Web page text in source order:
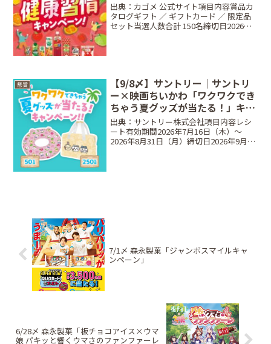
出典：カゴメ 公式サイト項目内容賞品カ
タログギフト ／ ギフトカード ／ 限定品
セット当選人数合計 150名締切日2026年2
懸賞
【9/8〆】サントリー｜サントリ
ー×映画ちいかわ「ワクワクでき
ちゃう夏グッズが当たる！」キャ
ンペーン！！
出典：サントリー株式会社項目内容レシ
ート有効期間2026年7月16日（木）〜
2026年8月31日（月）締切日2026年9月8
7/1〆 森永製菓「ジャンボスマイルキャ
ンペーン」
6/28〆 森永製菓「板チョコアイス×ウマ
娘 パキッと響くウマさのファンファーレ